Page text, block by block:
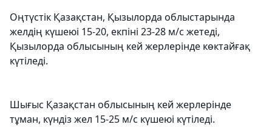
Оңтүстік Қазақстан, Қызылорда облыстарында
желдің күшеюі 15-20, екпіні 23-28 м/с жетеді,
Қызылорда облысының кей жерлерінде көктайғақ
күтіледі.
Шығыс Қазақстан облысының кей жерлерінде
тұман, күндіз жел 15-25 м/с күшеюі күтіледі.